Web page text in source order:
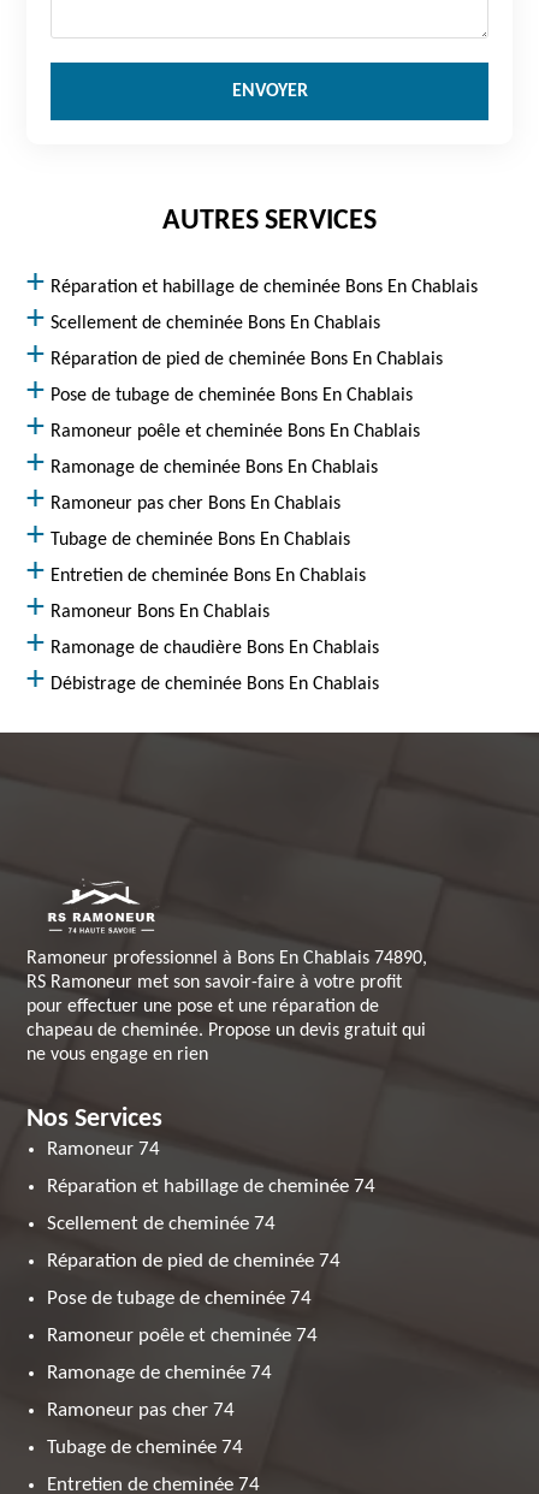
AUTRES SERVICES
Réparation et habillage de cheminée Bons En Chablais
Scellement de cheminée Bons En Chablais
Réparation de pied de cheminée Bons En Chablais
Pose de tubage de cheminée Bons En Chablais
Ramoneur poêle et cheminée Bons En Chablais
Ramonage de cheminée Bons En Chablais
Ramoneur pas cher Bons En Chablais
Tubage de cheminée Bons En Chablais
Entretien de cheminée Bons En Chablais
Ramoneur Bons En Chablais
Ramonage de chaudière Bons En Chablais
Débistrage de cheminée Bons En Chablais
Ramoneur professionnel à Bons En Chablais 74890,
RS Ramoneur met son savoir-faire à votre profit
pour effectuer une pose et une réparation de
chapeau de cheminée. Propose un devis gratuit qui
ne vous engage en rien
Nos Services
Ramoneur 74
Réparation et habillage de cheminée 74
Scellement de cheminée 74
Réparation de pied de cheminée 74
Pose de tubage de cheminée 74
Ramoneur poêle et cheminée 74
Ramonage de cheminée 74
Ramoneur pas cher 74
Tubage de cheminée 74
Entretien de cheminée 74